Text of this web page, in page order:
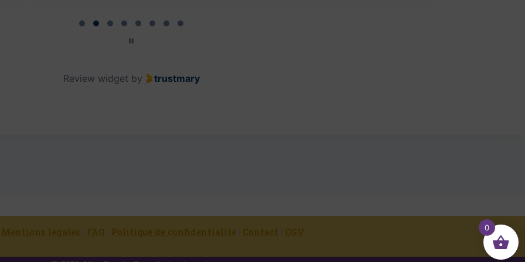
Review widget by trustmary
Mentions légales | FAQ | Politique de confidentialité | Contact | CGV | 0